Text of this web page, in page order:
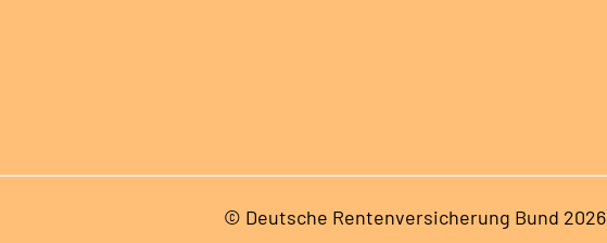
© Deutsche Rentenversicherung Bund 2026